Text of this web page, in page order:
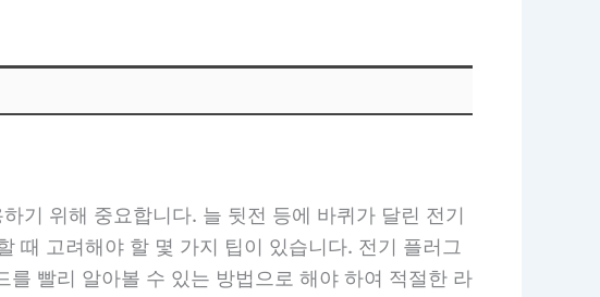
기 위해 중요합니다. 늘 뒷전 등에 바퀴가 달린 전기
때 고려해야 할 몇 가지 팁이 있습니다. 전기 플러그
빨리 알아볼 수 있는 방법으로 해야 하여 적절한 라